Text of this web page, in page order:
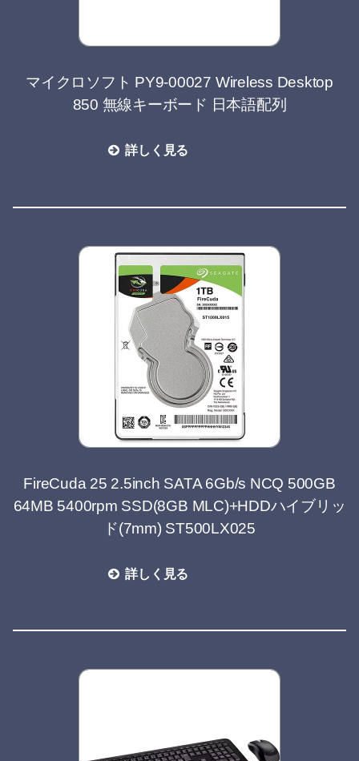
マイクロソフト PY9-00027 Wireless Desktop
850 無線キーボード 日本語配列
詳しく見る
FireCuda 25 2.5inch SATA 6Gb/s NCQ 500GB
64MB 5400rpm SSD(8GB MLC)+HDDハイブリッ
ド(7mm) ST500LX025
詳しく見る